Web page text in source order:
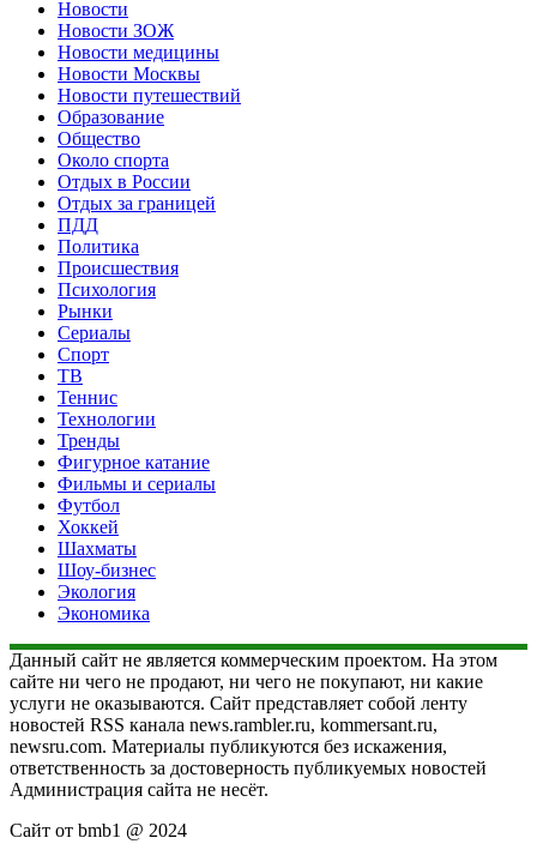
Новости
Новости ЗОЖ
Новости медицины
Новости Москвы
Новости путешествий
Образование
Общество
Около спорта
Отдых в России
Отдых за границей
ПДД
Политика
Происшествия
Психология
Рынки
Сериалы
Спорт
ТВ
Теннис
Технологии
Тренды
Фигурное катание
Фильмы и сериалы
Футбол
Хоккей
Шахматы
Шоу-бизнес
Экология
Экономика
Данный сайт не является коммерческим проектом. На этом
сайте ни чего не продают, ни чего не покупают, ни какие
услуги не оказываются. Сайт представляет собой ленту
новостей RSS канала news.rambler.ru, kommersant.ru,
newsru.com. Материалы публикуются без искажения,
ответственность за достоверность публикуемых новостей
Администрация сайта не несёт.
Сайт от bmb1 @ 2024